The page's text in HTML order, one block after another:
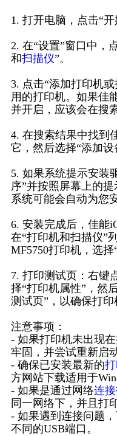
1. 打开电脑，点击“开
2. 在“设置”窗口中，
和扫描仪”。
3. 点击“添加打印机
用的打印机。如果佳
并开启，应该会在搜
4. 在搜索结果中找到
它，然后选择“添加设
5. 如果系统提示安装
序”并按照屏幕上的
系统可能会自动为您
6. 安装完成后，佳能
在“打印机和扫描仪”
MF5750打印机，选择
7. 打印测试页：右键
择“打印机属性”，然
测试页”，以确保打印
注意事项：
- 如果打印机未出现
牢固，并尝试重新启
- 确保已安装最新的
方网站下载适用于
- 如果是通过网络连
同一网络下，并且打
- 如果遇到连接问题
不同的USB端口。